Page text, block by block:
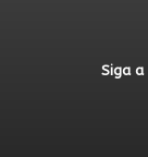
Siga a